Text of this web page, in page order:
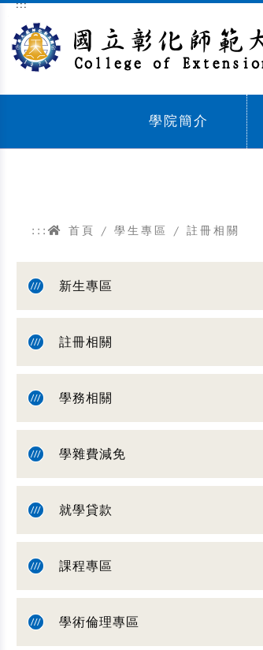
跳到主要內容區塊
:::
學院簡介
::: 首頁 / 學生專區 / 註冊相關
新生專區
註冊相關
學務相關
學雜費減免
就學貸款
課程專區
學術倫理專區